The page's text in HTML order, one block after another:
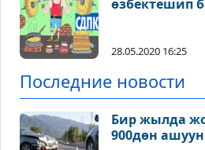
өзбектешип
28.05.2020 16:25
Последние новости
Бир жылда
900дөн